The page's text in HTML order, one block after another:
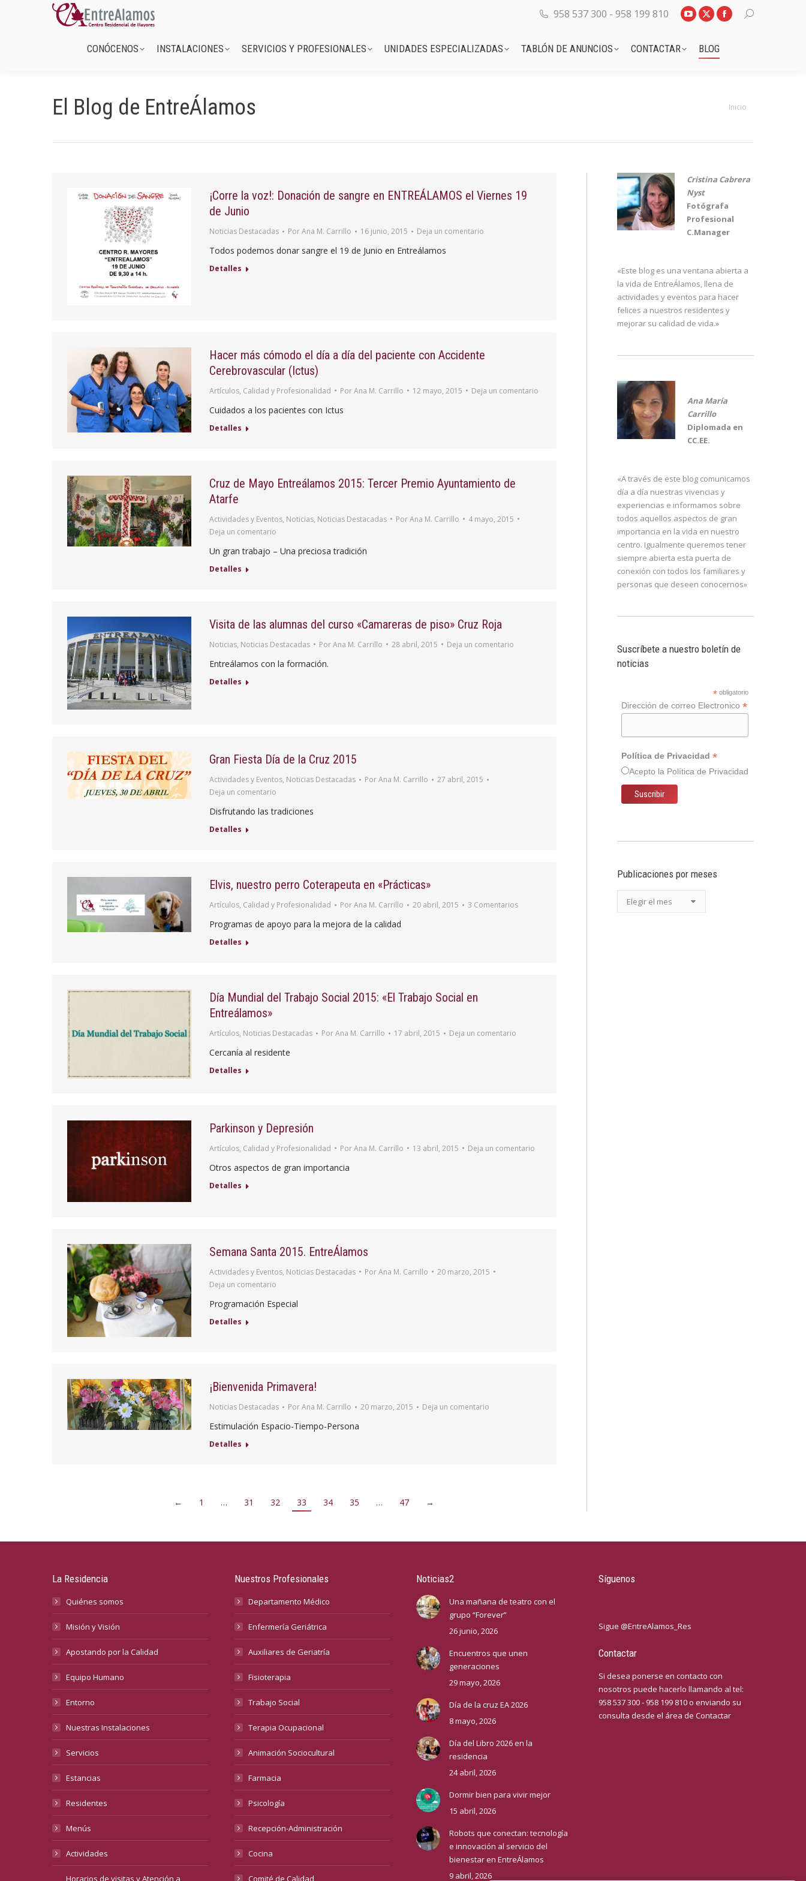
958 537 300 - 958 199 810
CONÓCENOS INSTALACIONES SERVICIOS Y PROFESIONALES UNIDADES ESPECIALIZADAS TABLÓN DE ANUNCIOS CONTACTAR BLOG
El Blog de EntreÁlamos Estás aquí:
Inicio
¡Corre la voz!: Donación de sangre en ENTREÁLAMOS el Viernes 19
de Junio
Noticias Destacadas PorAna M. Carrillo 16 junio, 2015 Deja un comentario
Todos podemos donar sangre el 19 de Junio en Entreálamos
Detalles
Hacer más cómodo el día a día del paciente con Accidente
Cerebrovascular (Ictus)
Artículos, Calidad y Profesionalidad PorAna M. Carrillo 12 mayo, 2015 Deja un comentario
Cuidados a los pacientes con Ictus
Detalles
Cruz de Mayo Entreálamos 2015: Tercer Premio Ayuntamiento de
Atarfe
Actividades y Eventos, Noticias, Noticias Destacadas PorAna M. Carrillo
4 mayo, 2015
Deja un comentario
Un gran trabajo – Una preciosa tradición
Detalles
Visita de las alumnas del curso «Camareras de piso» Cruz Roja
Noticias, Noticias Destacadas PorAna M. Carrillo 28 abril, 2015 Deja un comentario
Entreálamos con la formación.
Detalles
Gran Fiesta Día de la Cruz 2015
Actividades y Eventos, Noticias Destacadas PorAna M. Carrillo
27 abril, 2015
Deja un comentario
Disfrutando las tradiciones
Detalles
Elvis, nuestro perro Coterapeuta en «Prácticas»
Artículos, Calidad y Profesionalidad PorAna M. Carrillo 20 abril, 2015 3 Comentarios
Programas de apoyo para la mejora de la calidad
Detalles
Día Mundial del Trabajo Social 2015: «El Trabajo Social en
Entreálamos»
Artículos, Noticias Destacadas PorAna M. Carrillo 17 abril, 2015 Deja un comentario
Cercanía al residente
Detalles
Parkinson y Depresión
Artículos, Calidad y Profesionalidad PorAna M. Carrillo 13 abril, 2015 Deja un comentario
Otros aspectos de gran importancia
Detalles
Semana Santa 2015. EntreÁlamos
Actividades y Eventos, Noticias Destacadas PorAna M. Carrillo
20 marzo, 2015
Deja un comentario
Programación Especial
Detalles
¡Bienvenida Primavera!
Noticias Destacadas PorAna M. Carrillo 20 marzo, 2015 Deja un comentario
Estimulación Espacio-Tiempo-Persona
Detalles
← 1 … 31 32 33 34 35 … 47 →
Cristina Cabrera
Nyst
Fotógrafa
Profesional
C.Manager
«Este blog es una ventana abierta a
la vida de EntreÁlamos, llena de
actividades y eventos para hacer
felices a nuestros residentes y
mejorar su calidad de vida.»
Ana María
Carrillo
Diplomada en
CC.EE.
«A través de este blog comunicamos
día a día nuestras vivencias y
experiencias e informamos sobre
todos aquellos aspectos de gran
importancia en la vida en nuestro
centro. Igualmente queremos tener
siempre abierta esta puerta de
conexión con todos los familiares y
personas que deseen conocernos»
Suscríbete a nuestro boletín de
noticias
* obligatorio
Dirección de correo Electronico *
Política de Privacidad *
Acepto la Política de Privacidad
Publicaciones por meses
Publicaciones
La Residencia
Quiénes somos
Misión y Visión
Apostando por la Calidad
Equipo Humano
Entorno
Nuestras Instalaciones
Servicios
Estancias
Residentes
Menús
Actividades
Nuestros Profesionales
Departamento Médico
Enfermería Geriátrica
Auxiliares de Geriatría
Fisioterapia
Trabajo Social
Terapia Ocupacional
Animación Sociocultural
Farmacia
Psicología
Recepción-Administración
Cocina
Noticias2
Una mañana de teatro con el
grupo “Forever”
26 junio, 2026
Encuentros que unen
generaciones
29 mayo, 2026
Día de la cruz EA 2026
8 mayo, 2026
Día del Libro 2026 en la
residencia
24 abril, 2026
Dormir bien para vivir mejor
15 abril, 2026
Robots que conectan: tecnología
e innovación al servicio del
bienestar en EntreÁlamos
9 abril, 2026
Síguenos
Sigue @EntreAlamos_Res
Contactar
Si desea ponerse en contacto con
nosotros puede hacerlo llamando al tel:
958 537 300 - 958 199 810 o enviando su
consulta desde el área de Contactar
CONÓCENOS CONTACTAR BLOG